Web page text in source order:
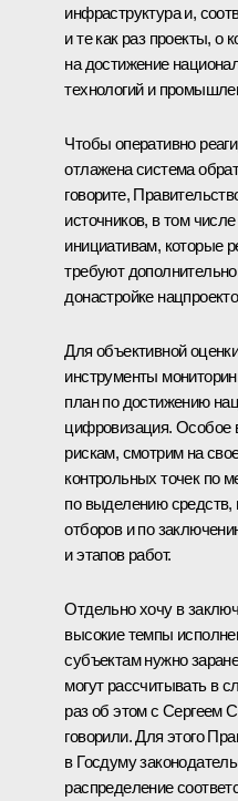
инфраструктура и,
и те как раз проекты, о
на достижение
технологий и
Чтобы оперативно
отлажена система
говорите,
источников, в том
инициативам, которые
требуют
донастройке
Для объективной
инструменты
план по достижению
цифровизация. Особое
рискам, смотрим на
контрольных точек по
по выделению средств,
отборов и по
и этапов работ.
Отдельно хочу в
высокие темпы
субъектам нужно
могут рассчитывать в
раз об этом с Сергеем
говорили. Для этого
в Госдуму
распределение